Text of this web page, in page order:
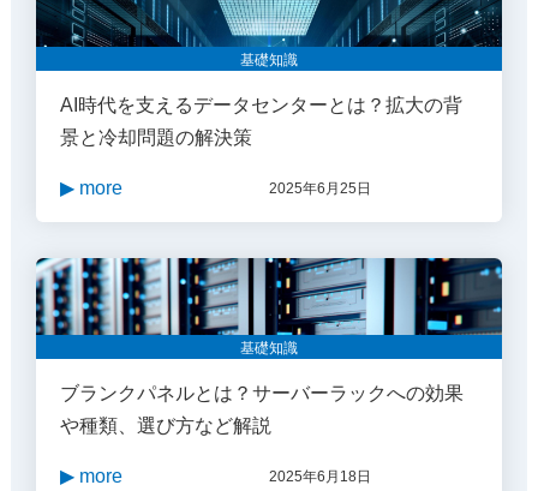
基礎知識
AI時代を支えるデータセンターとは？拡大の背
景と冷却問題の解決策
▶ more 2025年6月25日
基礎知識
ブランクパネルとは？サーバーラックへの効果
や種類、選び方など解説
▶ more 2025年6月18日